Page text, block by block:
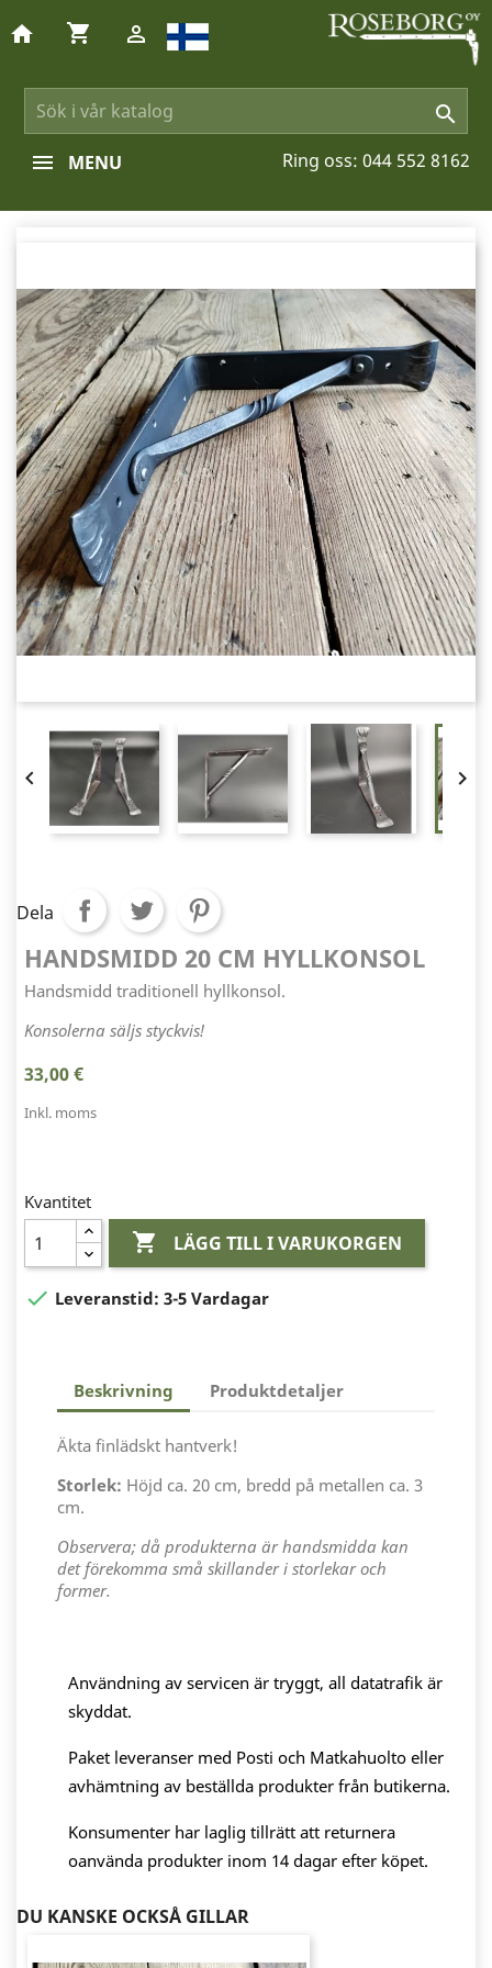

home shopping_cart 
Ring oss: 044 552 8162
MENU
 
Dela
HANDSMIDD 20 CM HYLLKONSOL
Handsmidd traditionell hyllkonsol.
Konsolerna säljs styckvis!
33,00 €
Inkl. moms
Kvantitet
 LÄGG TILL I VARUKORGEN
 Leveranstid: 3-5 Vardagar
Beskrivning Produktdetaljer
Äkta finlädskt hantverk!
Storlek: Höjd ca. 20 cm, bredd på metallen ca. 3
cm.
Observera; då produkterna är handsmidda kan
det förekomma små skillander i storlekar och
former.
Användning av servicen är tryggt, all datatrafik är
skyddat.
Paket leveranser med Posti och Matkahuolto eller
avhämtning av beställda produkter från butikerna.
Konsumenter har laglig tillrätt att returnera
oanvända produkter inom 14 dagar efter köpet.
DU KANSKE OCKSÅ GILLAR